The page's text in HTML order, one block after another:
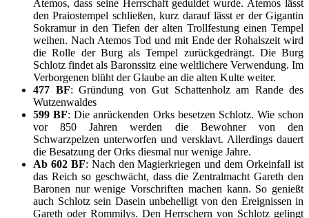
Atemos, dass seine Herrschaft geduldet wurde. Atemos lässt
den Praiostempel schließen, kurz darauf lässt er der Gigantin
Sokramur in den Tiefen der alten Trollfestung einen Tempel
weihen. Nach Atemos Tod und mit Ende der Rohalszeit wird
die Rolle der Burg als Tempel zurückgedrängt. Die Burg
Schlotz findet als Baronssitz eine weltlichere Verwendung. Im
Verborgenen blüht der Glaube an die alten Kulte weiter.
477 BF: Gründung von Gut Schattenholz am Rande des
Wutzenwaldes
599 BF: Die anrückenden Orks besetzen Schlotz. Wie schon
vor 850 Jahren werden die Bewohner von den
Schwarzpelzen unterworfen und versklavt. Allerdings dauert
die Besatzung der Orks diesmal nur wenige Jahre.
Ab 602 BF: Nach den Magierkriegen und dem Orkeinfall ist
das Reich so geschwächt, dass die Zentralmacht Gareth den
Baronen nur wenige Vorschriften machen kann. So genießt
auch Schlotz sein Dasein unbehelligt von den Ereignissen in
Gareth oder Rommilys. Den Herrschern von Schlotz gelingt